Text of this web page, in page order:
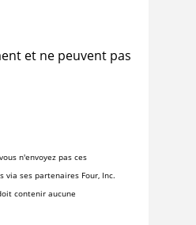
et ne peuvent pas
n'envoyez pas ces
ses partenaires Four, Inc.
contenir aucune